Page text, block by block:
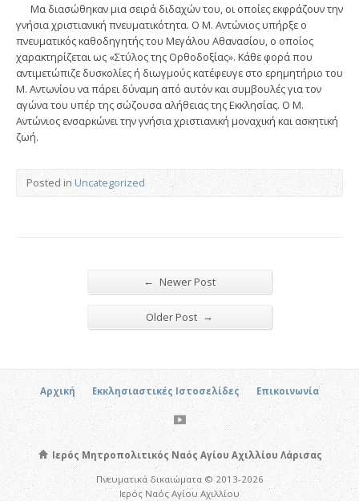
Μα διασώθηκαν μια σειρά διδαχών του, οι οποίες εκφράζουν την
γνήσια χριστιανική πνευματικότητα. Ο Μ. Αντώνιος υπήρξε ο
πνευματικός καθοδηγητής του Μεγάλου Αθανασίου, ο οποίος
χαρακτηρίζεται ως «Στύλος της Ορθοδοξίας». Κάθε φορά που
αντιμετώπιζε δυσκολίες ή διωγμούς κατέφευγε στο ερημητήριο του
Μ. Αντωνίου να πάρει δύναμη από αυτόν και συμβουλές για τον
αγώνα του υπέρ της σώζουσα αλήθειας της Εκκλησίας. Ο Μ.
Αντώνιος ενσαρκώνει την γνήσια χριστιανική μοναχική και ασκητική
ζωή.
Posted in Uncategorized
← Newer Post
Older Post →
Αρχική Εκκλησιαστικές Ιστοσελίδες Επικοινωνία
Ιερός Μητροπολιτικός Ναός Αγίου Αχιλλίου Λάρισας
Πνευματικά δικαιώματα © 2013-2026
Ιερός Ναός Αγίου Αχιλλίου